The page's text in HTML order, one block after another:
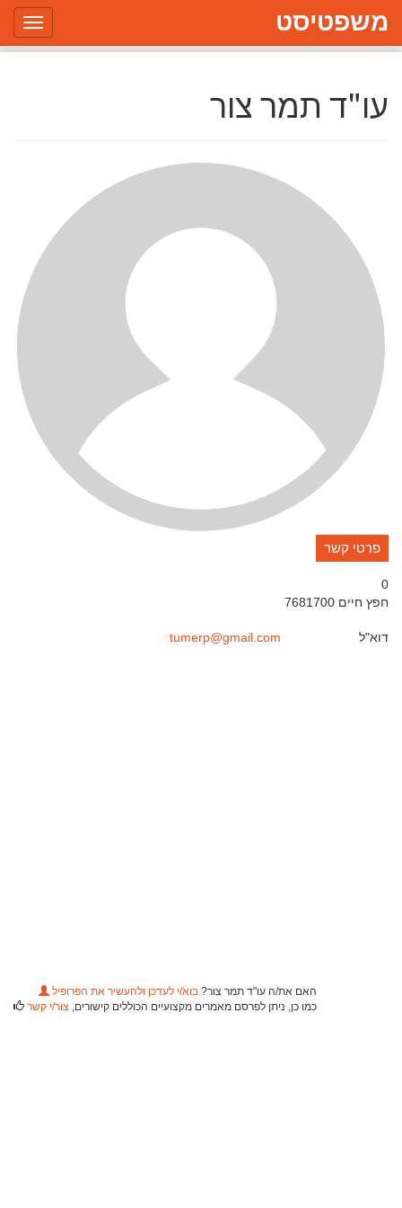
משפטיסט
עו"ד תמר צור
פרטי קשר
0
חפץ חיים 7681700
דוא"ל tumerp@gmail.com
האם את/ה עו"ד תמר צור? בוא/י לעדכן ולהעשיר את הפרופיל
כמו כן, ניתן לפרסם מאמרים מקצועיים הכוללים קישורים, צור/י קשר